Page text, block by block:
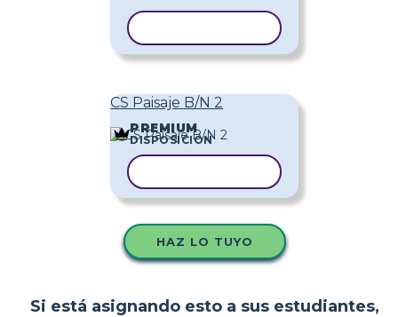
CS Paisaje B/N 2
PREMIUM
DISPOSICIÓN
HAZ LO TUYO
Si está asignando esto a sus estudiantes,